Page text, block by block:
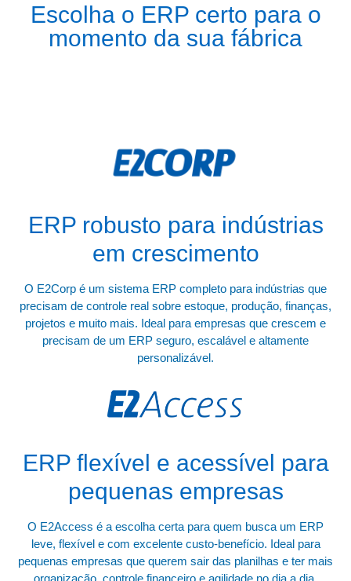
Escolha o ERP certo para o
momento da sua fábrica
ERP robusto para indústrias
em crescimento
O E2Corp é um sistema ERP completo para indústrias que
precisam de controle real sobre estoque, produção, finanças,
projetos e muito mais. Ideal para empresas que crescem e
precisam de um ERP seguro, escalável e altamente
personalizável.
ERP flexível e acessível para
pequenas empresas
O E2Access é a escolha certa para quem busca um ERP
leve, flexível e com excelente custo-benefício. Ideal para
pequenas empresas que querem sair das planilhas e ter mais